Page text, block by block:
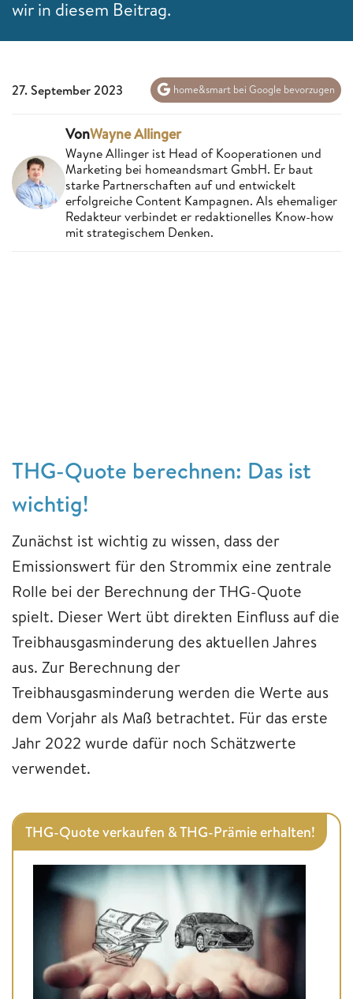
wir in diesem Beitrag.
27. September 2023 home&smart bei Google bevorzugen
VonWayne Allinger
Wayne Allinger ist Head of Kooperationen und
Marketing bei homeandsmart GmbH. Er baut
starke Partnerschaften auf und entwickelt
erfolgreiche Content Kampagnen. Als ehemaliger
Redakteur verbindet er redaktionelles Know-how
mit strategischem Denken.
THG-Quote berechnen: Das ist
wichtig!
Zunächst ist wichtig zu wissen, dass der
Emissionswert für den Strommix eine zentrale
Rolle bei der Berechnung der THG-Quote
spielt. Dieser Wert übt direkten Einfluss auf die
Treibhausgasminderung des aktuellen Jahres
aus. Zur Berechnung der
Treibhausgasminderung werden die Werte aus
dem Vorjahr als Maß betrachtet. Für das erste
Jahr 2022 wurde dafür noch Schätzwerte
verwendet.
THG-Quote verkaufen & THG-Prämie erhalten!